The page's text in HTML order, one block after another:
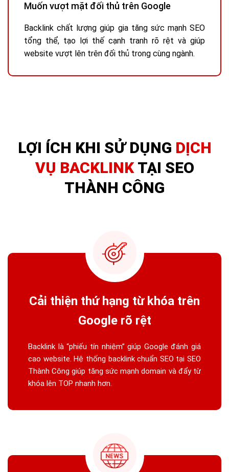
Muốn vượt mặt đối thủ trên Google
Backlink chất lượng giúp gia tăng sức mạnh SEO
tổng thể, tạo lợi thế cạnh tranh rõ rệt và giúp
website vượt lên trên đối thủ trong cùng ngành.
LỢI ÍCH KHI SỬ DỤNG DỊCH
VỤ BACKLINKTẠI SEO
THÀNH CÔNG
Cải thiện thứ hạng từ khóa trên
Google rõ rệt
Backlink là “phiếu tín nhiệm” giúp Google đánh giá
cao website. Hệ thống backlink chuẩn SEO tại SEO
Thành Công giúp tăng sức mạnh domain và đẩy từ
khóa lên TOP nhanh hơn.